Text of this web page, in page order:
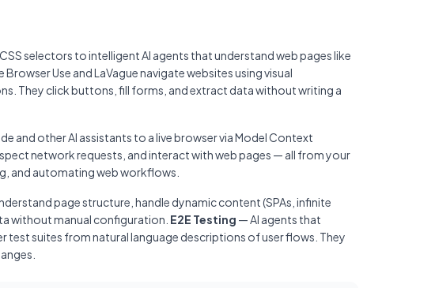
selectors to intelligent AI agents that understand web pages like
Browser Use and LaVague navigate websites using visual
They click buttons, fill forms, and extract data without writing a
and other AI assistants to a live browser via Model Context
network requests, and interact with web pages — all from your
and automating web workflows.
page structure, handle dynamic content (SPAs, infinite
without manual configuration. E2E Testing — AI agents that
test suites from natural language descriptions of user flows. They